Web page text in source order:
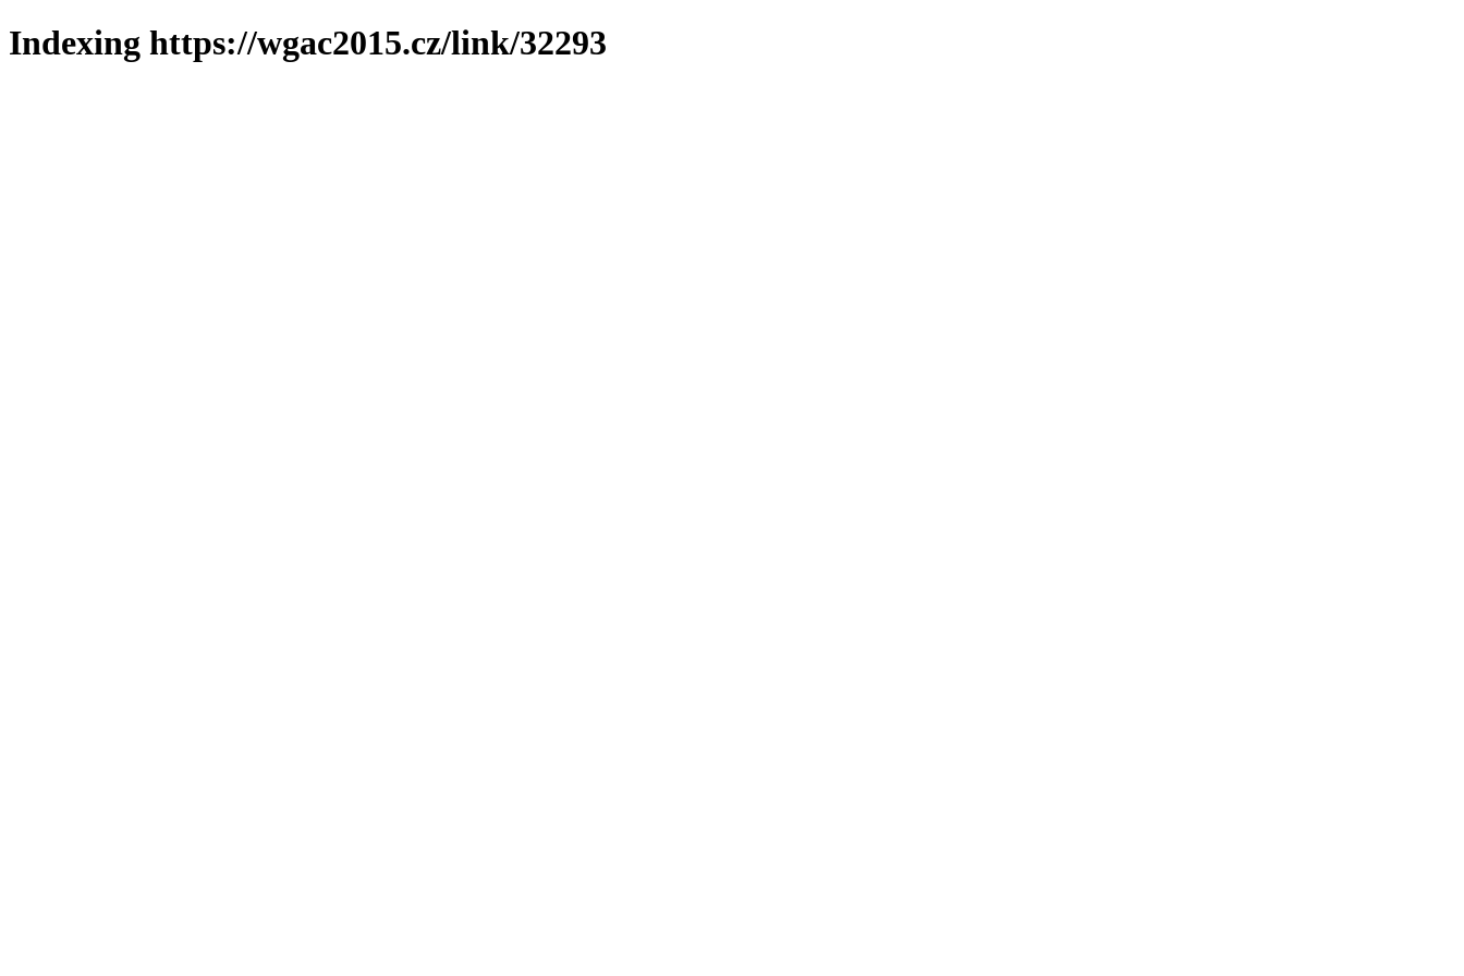
Indexing https://wgac2015.cz/link/32293